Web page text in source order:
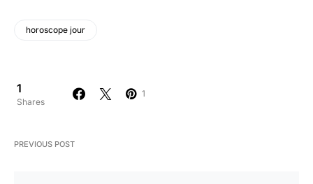
horoscope jour
1
Shares
1
PREVIOUS POST